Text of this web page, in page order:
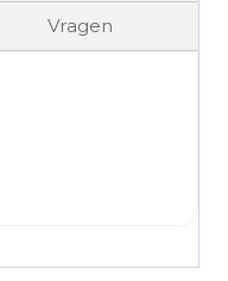
Vragen